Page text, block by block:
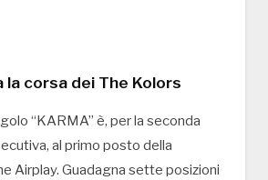
la corsa dei The Kolors
“KARMA” è, per la seconda
al primo posto della
Airplay. Guadagna sette posizioni